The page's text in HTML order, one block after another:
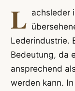
L achsleder
Lederindustrie.
Bedeutung, da
ansprechend
werden kann.